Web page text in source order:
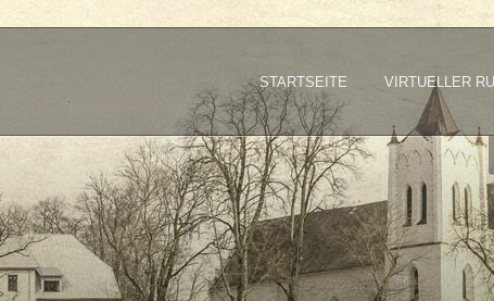
STARTSEITE VIRTUELLER